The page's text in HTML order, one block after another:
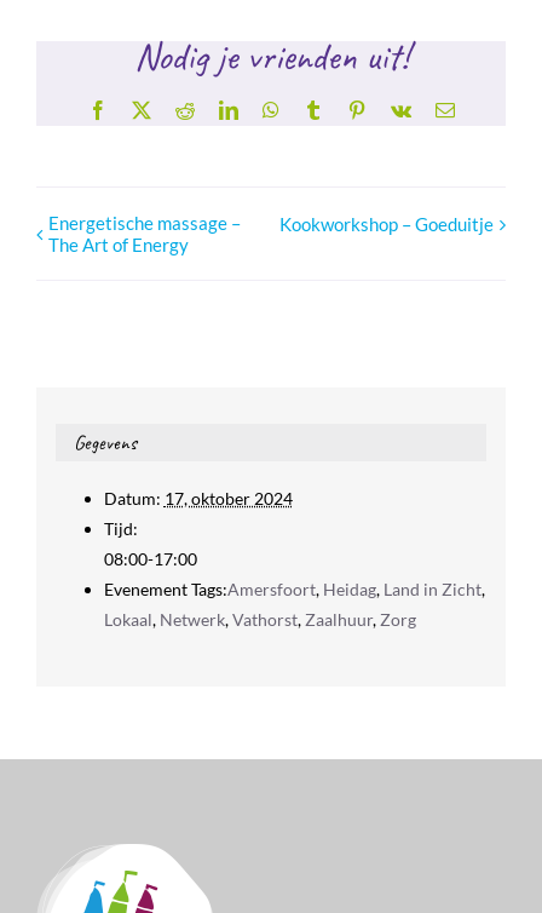
Nodig je vrienden uit!
Facebook
X RedditLinkedInWhatsApp
TumblrPinterest
Vk
E-
Energetische massage –
The Art of Energy
Kookworkshop – Goeduitje
Gegevens
Datum: 17, oktober 2024
Tijd:
08:00-17:00
Evenement Tags:Amersfoort, Heidag, Land in Zicht,
Lokaal, Netwerk,Vathorst, Zaalhuur, Zorg